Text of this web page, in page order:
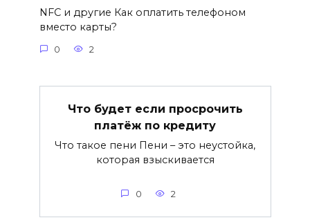
NFC и другие Как оплатить телефоном
вместо карты?
0 2
Что будет если просрочить
платёж по кредиту
Что такое пени Пени – это неустойка,
которая взыскивается
0 2